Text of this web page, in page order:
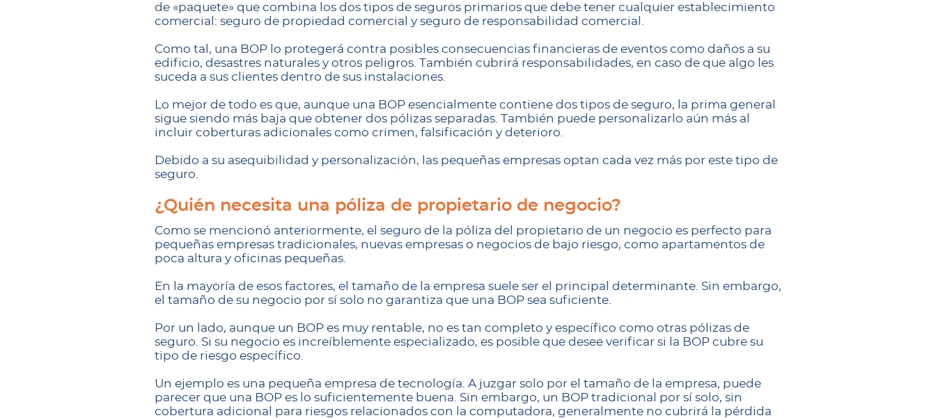
de «paquete» que combina los dos tipos de seguros primarios que debe tener cualquier establecimiento
comercial: seguro de propiedad comercial y seguro de responsabilidad comercial.
Como tal, una BOP lo protegerá contra posibles consecuencias financieras de eventos como daños a su
edificio, desastres naturales y otros peligros. También cubrirá responsabilidades, en caso de que algo les
suceda a sus clientes dentro de sus instalaciones.
Lo mejor de todo es que, aunque una BOP esencialmente contiene dos tipos de seguro, la prima general
sigue siendo más baja que obtener dos pólizas separadas. También puede personalizarlo aún más al
incluir coberturas adicionales como crimen, falsificación y deterioro.
Debido a su asequibilidad y personalización, las pequeñas empresas optan cada vez más por este tipo de
seguro.
¿Quién necesita una póliza de propietario de negocio?
Como se mencionó anteriormente, el seguro de la póliza del propietario de un negocio es perfecto para
pequeñas empresas tradicionales, nuevas empresas o negocios de bajo riesgo, como apartamentos de
poca altura y oficinas pequeñas.
En la mayoría de esos factores, el tamaño de la empresa suele ser el principal determinante. Sin embargo,
el tamaño de su negocio por sí solo no garantiza que una BOP sea suficiente.
Por un lado, aunque un BOP es muy rentable, no es tan completo y específico como otras pólizas de
seguro. Si su negocio es increíblemente especializado, es posible que desee verificar si la BOP cubre su
tipo de riesgo específico.
Un ejemplo es una pequeña empresa de tecnología. A juzgar solo por el tamaño de la empresa, puede
parecer que una BOP es lo suficientemente buena. Sin embargo, un BOP tradicional por sí solo, sin
cobertura adicional para riesgos relacionados con la computadora, generalmente no cubrirá la pérdida